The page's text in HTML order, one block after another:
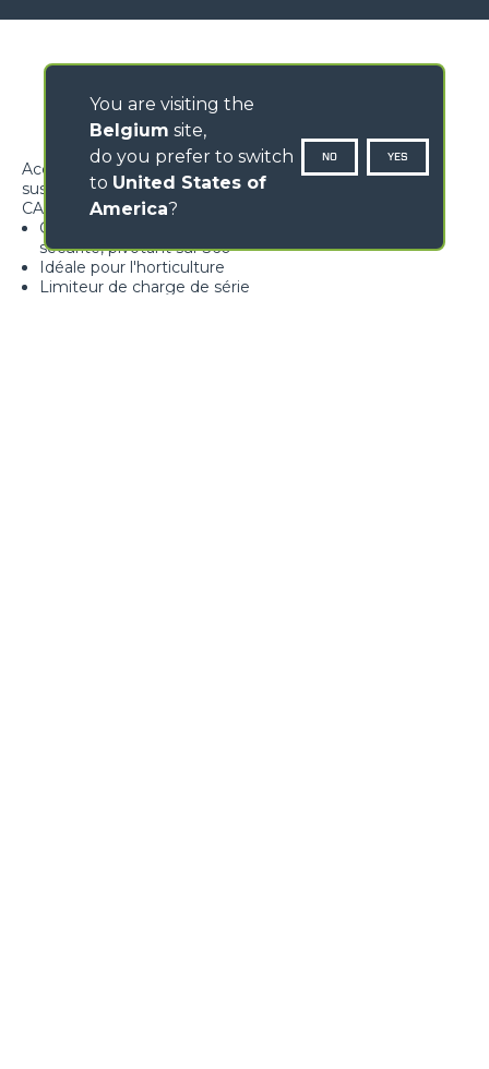
Accessoire idéal pour la manutention de charges
suspendues en porte-à-fauxo
CARACTÉRISTIQUES
Crochet homologué équipé d'une languette de
sécurité, pivotant sur 360°
Idéale pour l'horticulture
Limiteur de charge de série
You are visiting the
Belgium site,
do you prefer to switch
to United States of
America?
NO YES